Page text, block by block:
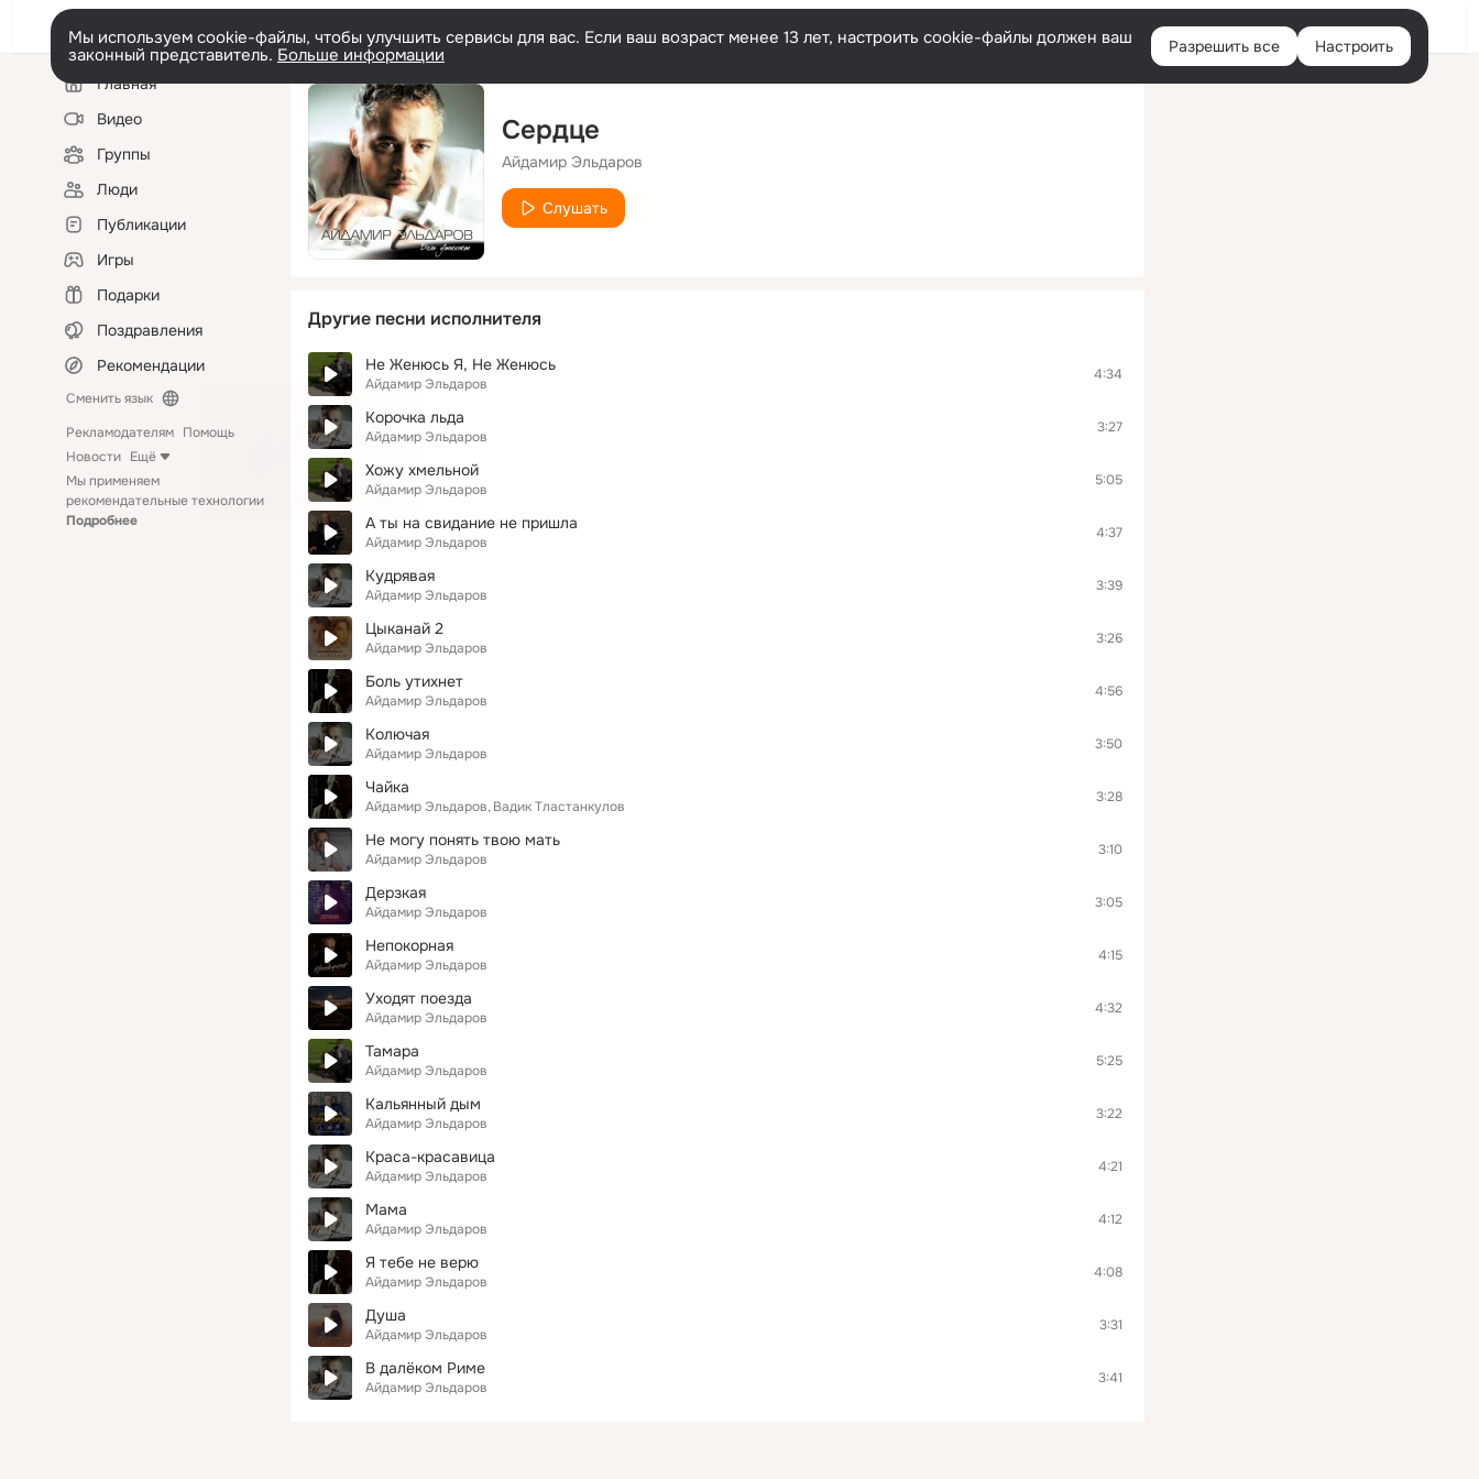
Войти
Мы используем cookie-файлы, чтобы улучшить сервисы для вас. Если ваш возраст менее 13 лет, настроить cookie-файлы должен ваш
законный представитель. Больше информации Разрешить все Настроить
Левая
колонкаГлавная
Видео
Группы
Люди
Публикации
Игры
Подарки
Поздравления
Рекомендации
Сменить язык
Рекламодателям Помощь
Новости Ещё
Мы применяем
рекомендательные технологии
Подробнее
Сердце
Айдамир Эльдаров
Слушать
Другие песни исполнителя
Не Женюсь Я, Не Женюсь
Айдамир Эльдаров
4:34
Корочка льда
Айдамир Эльдаров
3:27
Хожу хмельной
Айдамир Эльдаров
5:05
А ты на свидание не пришла
Айдамир Эльдаров
4:37
Кудрявая
Айдамир Эльдаров
3:39
Цыканай 2
Айдамир Эльдаров
3:26
Боль утихнет
Айдамир Эльдаров
4:56
Колючая
Айдамир Эльдаров
3:50
Чайка
Айдамир Эльдаров Вадик Тластанкулов
3:28
Не могу понять твою мать
Айдамир Эльдаров
3:10
Дерзкая
Айдамир Эльдаров
3:05
Непокорная
Айдамир Эльдаров
4:15
Уходят поезда
Айдамир Эльдаров
4:32
Тамара
Айдамир Эльдаров
5:25
Кальянный дым
Айдамир Эльдаров
3:22
Краса-красавица
Айдамир Эльдаров
4:21
Мама
Айдамир Эльдаров
4:12
Я тебе не верю
Айдамир Эльдаров
4:08
Душа
Айдамир Эльдаров
3:31
В далёком Риме
Айдамир Эльдаров
3:41